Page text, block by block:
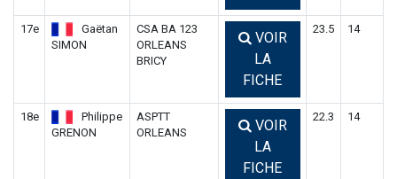
17e
Gaëtan
SIMON
CSA BA 123
ORLEANS
BRICY
VOIR
LA
FICHE
23.5 14
18e
Philippe
GRENON
ASPTT
ORLEANS
VOIR
LA
FICHE
22.3 14